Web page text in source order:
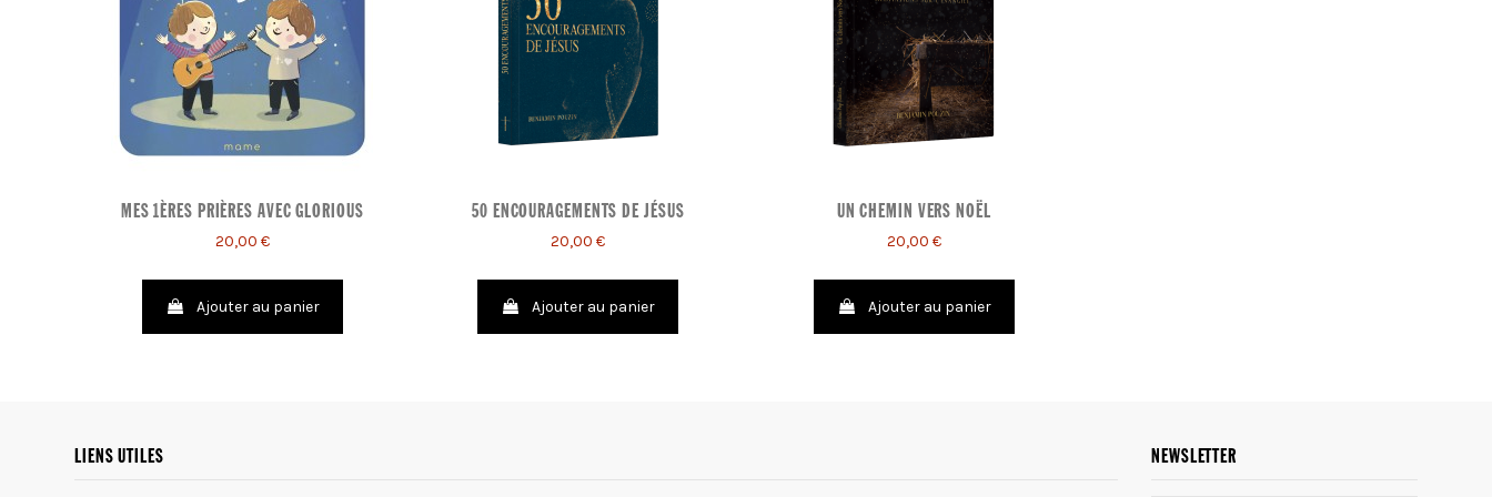
MES 1ÈRES PRIÈRES AVEC GLORIOUS
20,00 €
Ajouter au panier
50 ENCOURAGEMENTS DE JÉSUS
20,00 €
Ajouter au panier
UN CHEMIN VERS NOËL
20,00 €
Ajouter au panier
LIENS UTILES NEWSLETTER